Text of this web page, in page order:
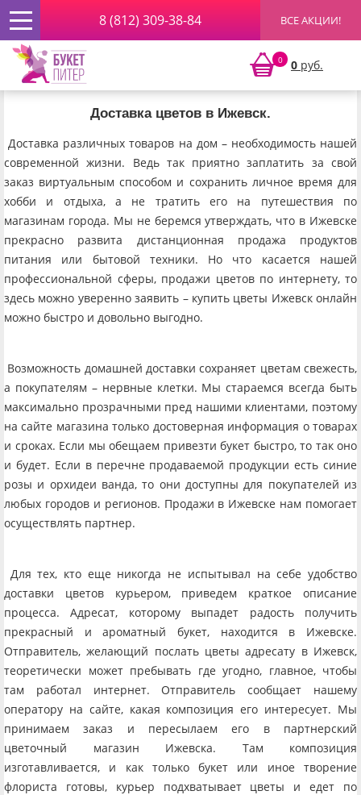
ВСЕ АКЦИИ!
8 (812) 309-38-84
0 0 руб.
Главная География доставок
Ижевск
Доставка цветов в Ижевск.
Доставка различных товаров на дом – необходимость нашей
современной жизни. Ведь так приятно заплатить за свой
заказ виртуальным способом и сохранить личное время для
хобби и отдыха, а не тратить его на путешествия по
магазинам города. Мы не беремся утверждать, что в Ижевске
прекрасно развита дистанционная продажа продуктов
питания или бытовой техники. Но что касается нашей
профессиональной сферы, продажи цветов по интернету, то
здесь можно уверенно заявить – купить цветы Ижевск онлайн
можно быстро и довольно выгодно.
Возможность домашней доставки сохраняет цветам свежесть,
а покупателям – нервные клетки. Мы стараемся всегда быть
максимально прозрачными пред нашими клиентами, поэтому
на сайте магазина только достоверная информация о товарах
и сроках. Если мы обещаем привезти букет быстро, то так оно
и будет. Если в перечне продаваемой продукции есть синие
розы и орхидеи ванда, то они доступны для покупателей из
любых городов и регионов. Продажи в Ижевске нам помогает
осуществлять партнер.
Для тех, кто еще никогда не испытывал на себе удобство
доставки цветов курьером, приведем краткое описание
процесса. Адресат, которому выпадет радость получить
прекрасный и ароматный букет, находится в Ижевске.
Отправитель, желающий послать цветы адресату в Ижевск,
теоретически может пребывать где угодно, главное, чтобы
там работал интернет. Отправитель сообщает нашему
оператору на сайте, какая композиция его интересует. Мы
принимаем заказ и пересылаем его в партнерский
цветочный магазин Ижевска. Там композиция
изготавливается, и как только букет или иное творение
флориста готовы, курьер подхватывает цветы и едет по